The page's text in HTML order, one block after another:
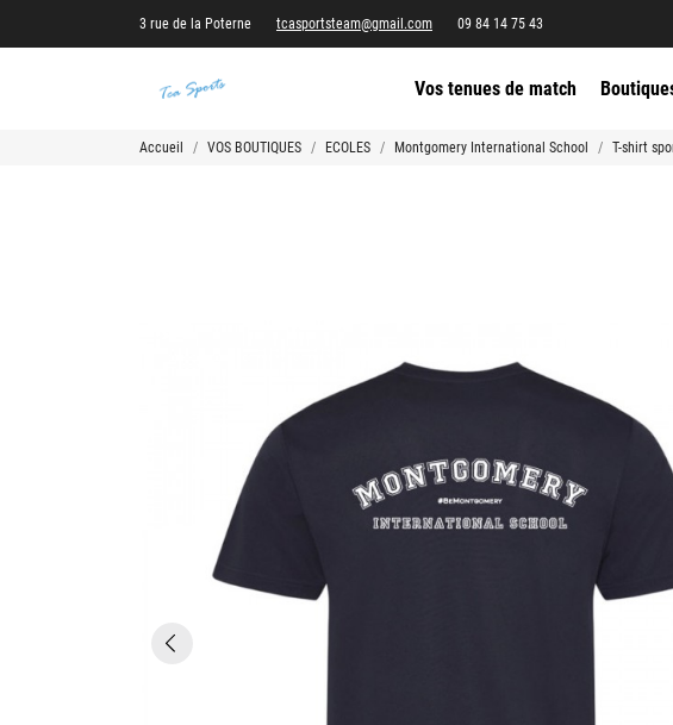
3 rue de la Poterne tcasportsteam@gmail.com 09 84 14 75 43
Vos tenues de match
Accueil VOS BOUTIQUES ECOLES Montgomery International School T-shirt